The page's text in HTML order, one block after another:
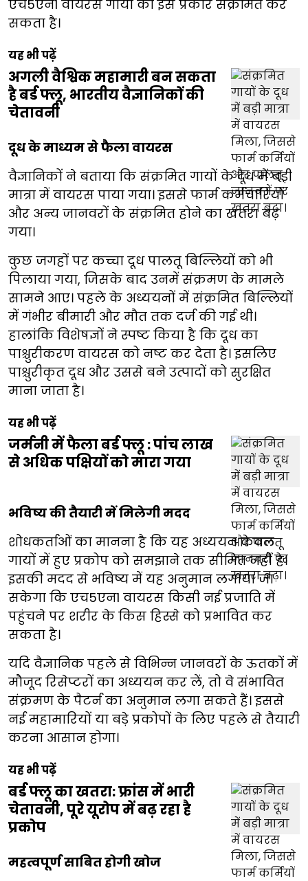
एच5एन1 वायरस गायों को इस प्रकार संक्रमित कर
सकता है।
यह भी पढ़ें
अगली वैश्विक महामारी बन सकता
है बर्ड फ्लू, भारतीय वैज्ञानिकों की
चेतावनी
दूध के माध्यम से फैला वायरस
वैज्ञानिकों ने बताया कि संक्रमित गायों के दूध में बड़ी
मात्रा में वायरस पाया गया। इससे फार्म कर्मचारियों
और अन्य जानवरों के संक्रमित होने का खतरा बढ़
गया।
कुछ जगहों पर कच्चा दूध पालतू बिल्लियों को भी
पिलाया गया, जिसके बाद उनमें संक्रमण के मामले
सामने आए। पहले के अध्ययनों में संक्रमित बिल्लियों
में गंभीर बीमारी और मौत तक दर्ज की गई थी।
हालांकि विशेषज्ञों ने स्पष्ट किया है कि दूध का
पाश्चुरीकरण वायरस को नष्ट कर देता है। इसलिए
पाश्चुरीकृत दूध और उससे बने उत्पादों को सुरक्षित
माना जाता है।
यह भी पढ़ें
जर्मनी में फैला बर्ड फ्लू : पांच लाख
से अधिक पक्षियों को मारा गया
भविष्य की तैयारी में मिलेगी मदद
शोधकर्ताओं का मानना है कि यह अध्ययन केवल
गायों में हुए प्रकोप को समझाने तक सीमित नहीं है।
इसकी मदद से भविष्य में यह अनुमान लगाया जा
सकेगा कि एच5एन1 वायरस किसी नई प्रजाति में
पहुंचने पर शरीर के किस हिस्से को प्रभावित कर
सकता है।
यदि वैज्ञानिक पहले से विभिन्न जानवरों के ऊतकों में
मौजूद रिसेप्टरों का अध्ययन कर लें, तो वे संभावित
संक्रमण के पैटर्न का अनुमान लगा सकते हैं। इससे
नई महामारियों या बड़े प्रकोपों के लिए पहले से तैयारी
करना आसान होगा।
यह भी पढ़ें
बर्ड फ्लू का खतरा: फ्रांस में भारी
चेतावनी, पूरे यूरोप में बढ़ रहा है
प्रकोप
महत्वपूर्ण साबित होगी खोज